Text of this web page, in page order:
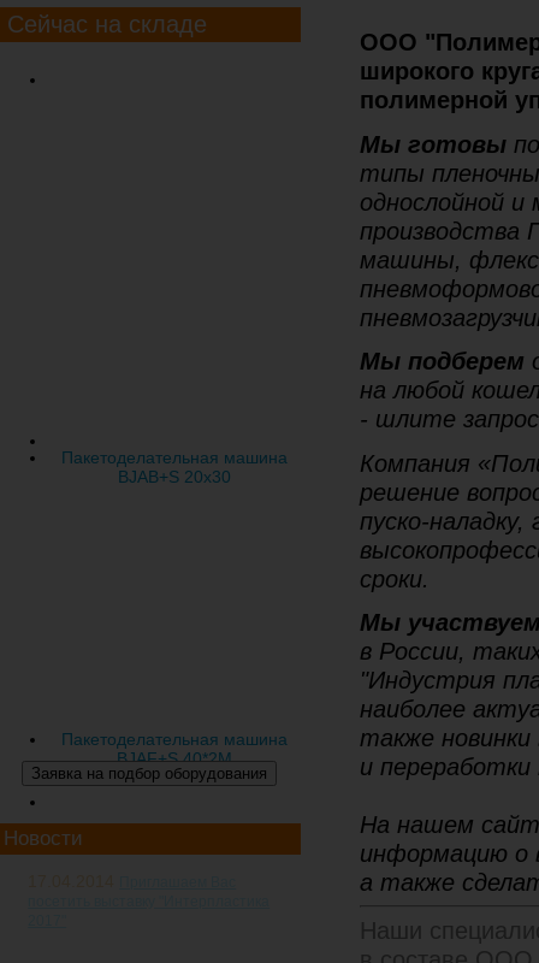
Сейчас на складе
Пакетоделательная машина
BJAB+S 20x30
Пакетоделательная машина
BJAF+S 40*2M
Новости
ООО "Полимер
широкого
полимерной
Мы готовы
типы
однослойной
машины,
Мы подберем
на любой
- шлите
Компания
решение
пуско-
сроки.
Мы
в России,
"Индустрия
наиболее
также новинки
и переработки
На нашем
информацию о
а также
Наши